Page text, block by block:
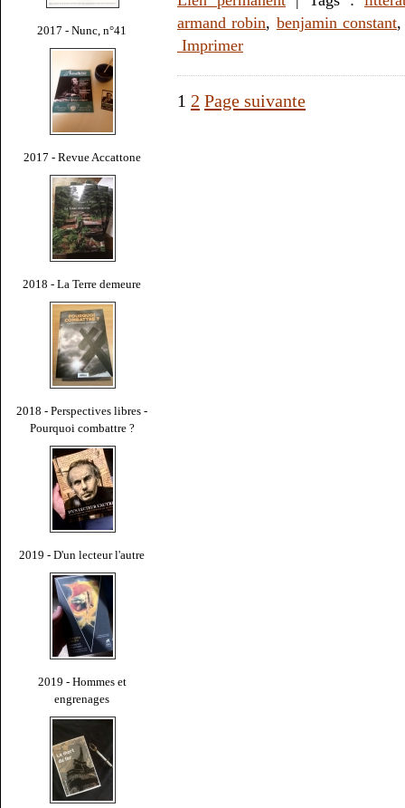
2017 - Nunc, n°41
2017 - Revue Accattone
2018 - La Terre demeure
2018 - Perspectives libres -
Pourquoi combattre ?
2019 - D'un lecteur l'autre
2019 - Hommes et
engrenages
armand robin, benjamin constant
Imprimer
1 2 Page suivante